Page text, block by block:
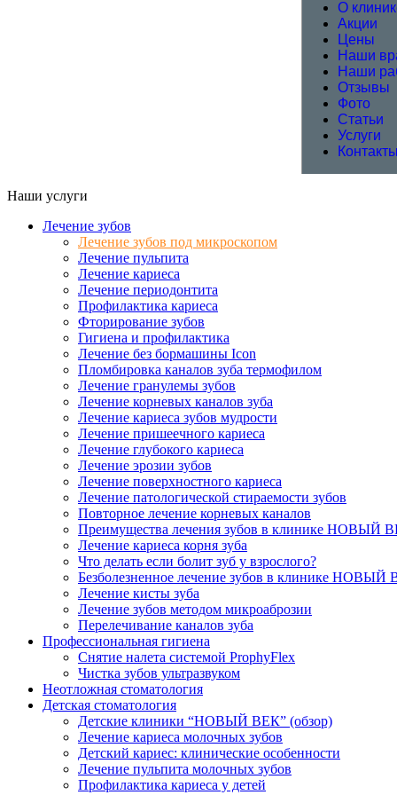
О
Акции
Цены
Наши
Наши
Отзывы
Фото
Статьи
Услуги
Контакты
Наши услуги
Лечение зубов
Лечение зубов под микроскопом
Лечение пульпита
Лечение кариеса
Лечение периодонтита
Профилактика кариеса
Фторирование зубов
Гигиена и профилактика
Лечение без бормашины Icon
Пломбировка каналов зуба термофилом
Лечение гранулемы зубов
Лечение корневых каналов зуба
Лечение кариеса зубов мудрости
Лечение пришеечного кариеса
Лечение глубокого кариеса
Лечение эрозии зубов
Лечение поверхностного кариеса
Лечение патологической стираемости зубов
Повторное лечение корневых каналов
Преимущества лечения зубов в клинике НОВЫЙ
Лечение кариеса корня зуба
Что делать если болит зуб у взрослого?
Безболезненное лечение зубов в клинике НОВЫЙ
Лечение кисты зуба
Лечение зубов методом микроаброзии
Перелечивание каналов зуба
Профессиональная гигиена
Снятие налета системой ProphyFlex
Чистка зубов ультразвуком
Неотложная стоматология
Детская стоматология
Детские клиники “НОВЫЙ ВЕК” (обзор)
Лечение кариеса молочных зубов
Детский кариес: клинические особенности
Лечение пульпита молочных зубов
Профилактика кариеса у детей